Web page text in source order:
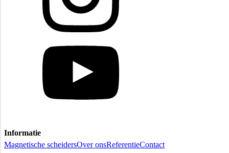
Informatie
Magnetische scheidersOver onsReferentieContact